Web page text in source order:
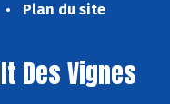
Plan du site
Des Vignes